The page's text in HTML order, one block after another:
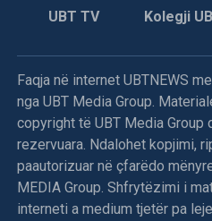
UBT TV Kolegji
Faqja në internet UBTNEWS
nga UBT Media Group.
copyright të UBT Media Group
rezervuara. Ndalohet kopjimi,
paautorizuar në çfarëdo
MEDIA Group. Shfrytëzimi i
interneti a medium tjetër pa